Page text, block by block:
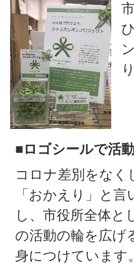
■ロゴシールで活
コロナ差別をなく
「おかえり」と
し、市役所全体
の活動の輪を広げ
身につけています。